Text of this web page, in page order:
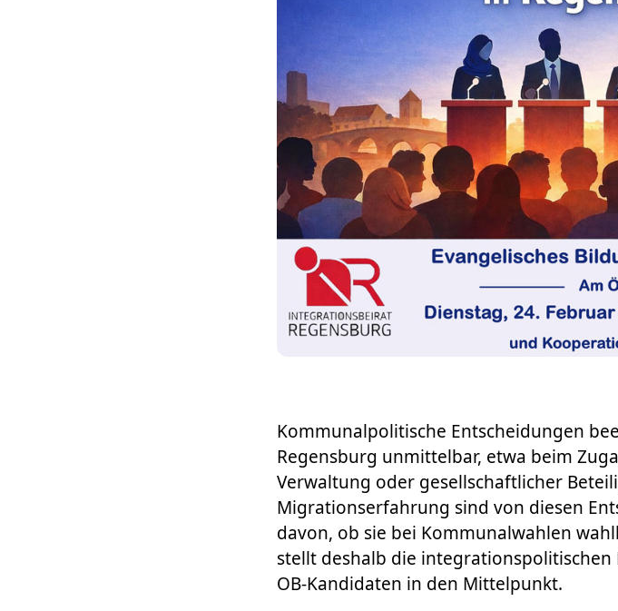
Kommunalpolitische Entscheidungen
Regensburg unmittelbar, etwa beim
Verwaltung oder gesellschaftlicher
Migrationserfahrung sind von diesen
davon, ob sie bei Kommunalwahlen
stellt deshalb die
OB-Kandidaten in den Mittelpunkt.